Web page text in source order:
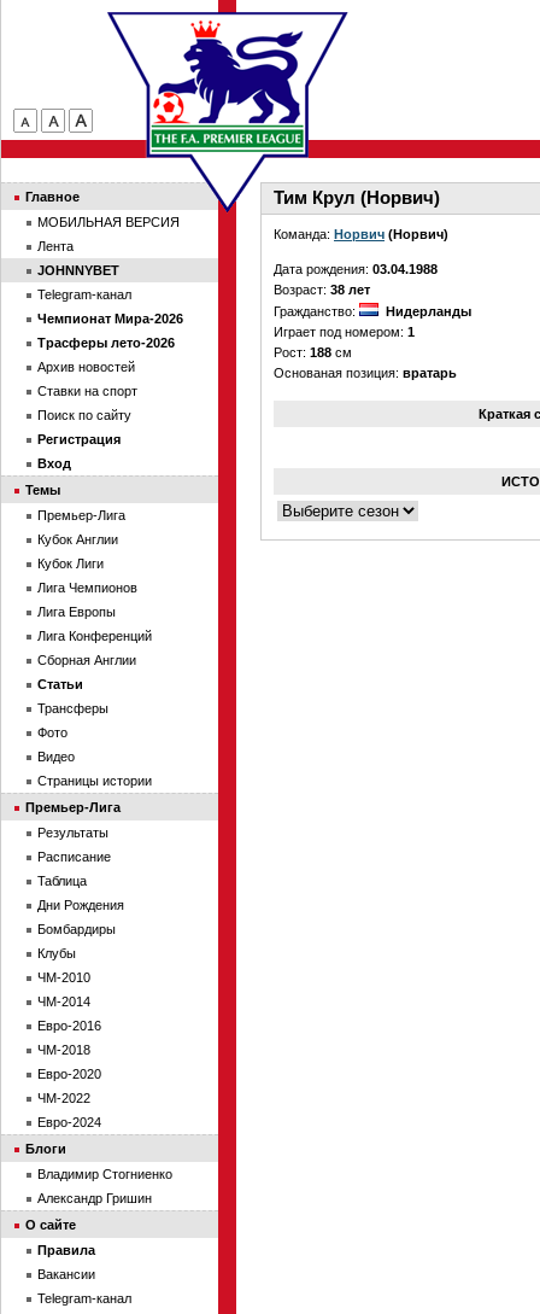
Тим Крул (Норвич)
Команда: Норвич (Норвич)
Дата рождения: 03.04.1988
Возраст: 38 лет
Гражданство:
Нидерланды
Играет под номером: 1
Рост: 188 см
Основаная позиция: вратарь
Краткая
Главное
МОБИЛЬНАЯ ВЕРСИЯ
Лента
JOHNNYBET
Telegram-канал
Чемпионат Мира-2026
Трасферы лето-2026
Архив новостей
Ставки на спорт
Поиск по сайту
Регистрация
Вход
Темы
Премьер-Лига
Кубок Англии
Кубок Лиги
Лига Чемпионов
Лига Европы
Лига Конференций
Сборная Англии
Статьи
Трансферы
Фото
Видео
Страницы истории
Премьер-Лига
Результаты
Расписание
Таблица
Дни Рождения
Бомбардиры
Клубы
ЧМ-2010
ЧМ-2014
Евро-2016
ЧМ-2018
Евро-2020
ЧМ-2022
Евро-2024
Блоги
Владимир Стогниенко
Александр Гришин
О сайте
Правила
Вакансии
Telegram-канал